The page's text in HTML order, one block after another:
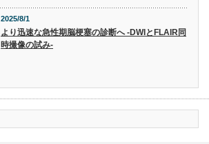
2025/8/1
より迅速な急性期脳梗塞の診断へ -DWIとFLAIR同
時撮像の試み-